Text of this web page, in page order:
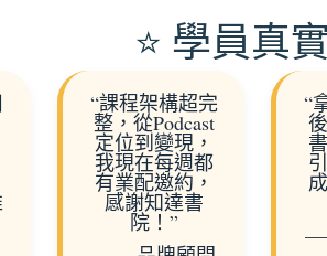
⭐ 學員真
“課程架構超完
整，從Podcast
定位到變現，
我現在每週都
有業配邀約，
感謝知達書
院！”
“